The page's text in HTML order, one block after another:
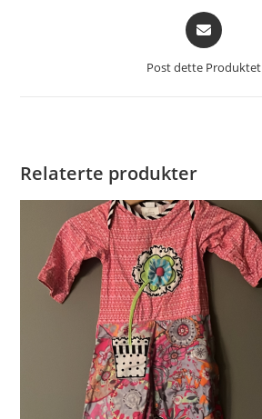
Åpnes
i
nytt
Post dette Produktet
Relaterte produkter